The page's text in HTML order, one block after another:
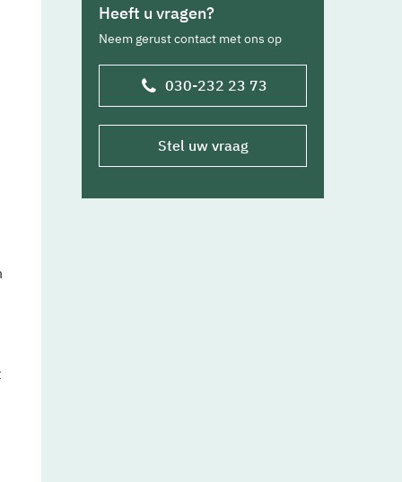
Heeft u vragen?
Neem gerust contact met ons op
030-232 23 73
Stel uw vraag